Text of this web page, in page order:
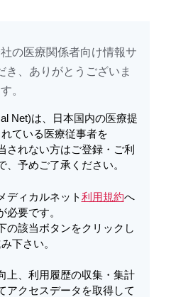
便性向上、利用履歴の収集・集計のた
取得しています。詳しくは 利用規約
メールで共有
ト・素材集
セントに使えるテンプ
の医療関係者向け情報サ
き、ありがとうございま
す。​
Net)は、日本国内の医療提
ている医療従事者を
されない方はご登録・ご利
、予めご了承ください。
ディカルネット利用規約へ
必要です。
の該当ボタンをクリックし
下さい。
上、利用履歴の収集・集計
アクセスデータを取得して